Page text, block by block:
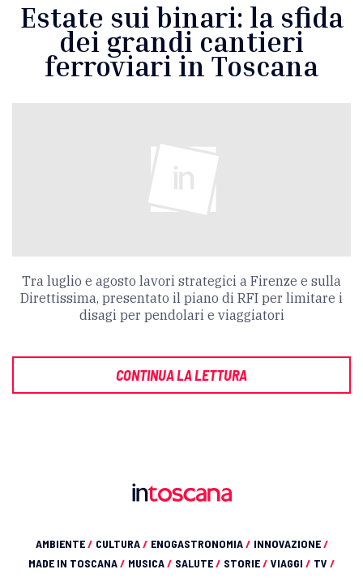
Estate sui binari: la sfida
dei grandi cantieri
ferroviari in Toscana
Tra luglio e agosto lavori strategici a Firenze e sulla
Direttissima, presentato il piano di RFI per limitare i
disagi per pendolari e viaggiatori
CONTINUA LA LETTURA
AMBIENTE/ CULTURA/ ENOGASTRONOMIA/ INNOVAZIONE/
MADE IN TOSCANA/ MUSICA/ SALUTE/ STORIE/ VIAGGI / TV /